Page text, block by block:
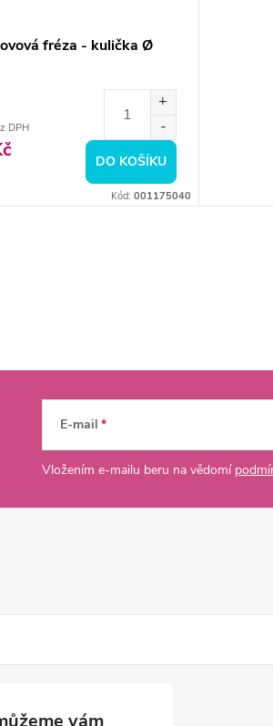
fréza - kulička Ø
DPH
DO KOŠÍKU
Kód: 001175040
E-mail
Vložením e-mailu beru na vědomí